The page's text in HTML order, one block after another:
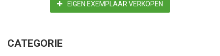
EIGEN EXEMPLAAR VERKOPEN
CATEGORIE